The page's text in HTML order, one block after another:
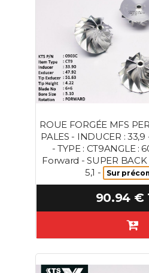
ROUE FORGÉE MFS
PALES - INDUCER : 33,9
- TYPE : CT9ANGLE :
Forward - SUPER BACK
5,1 -
Sur
90.94 €